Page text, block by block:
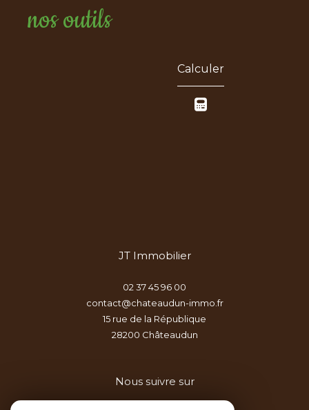
nos outils
Calculer
JT Immobilier
02 37 45 96 00
contact@chateaudun-immo.fr
15 rue de la République
28200
châteaudun
Nous suivre sur